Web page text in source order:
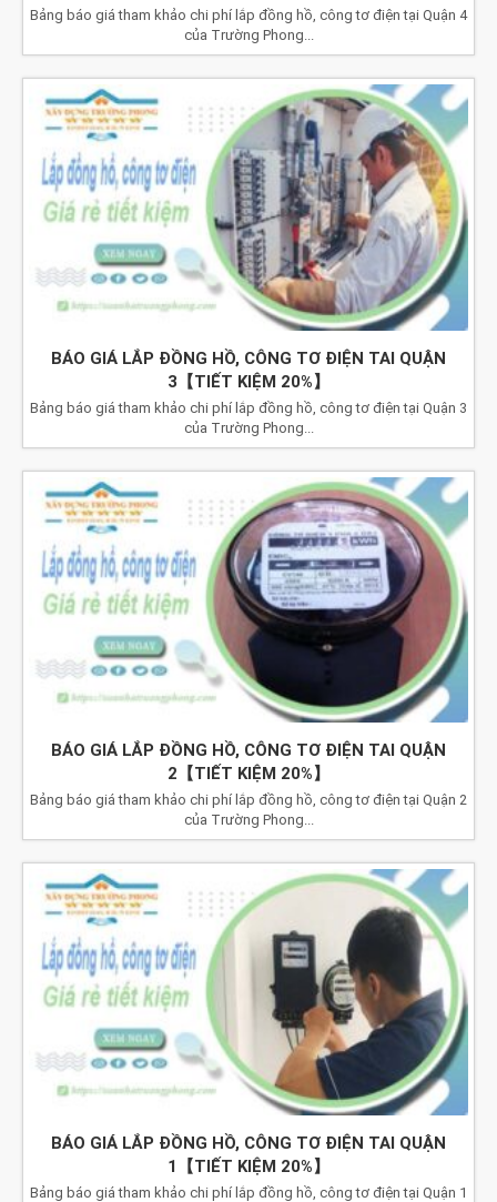
Bảng báo giá tham khảo chi phí lắp đồng hồ, công tơ điện tại Quận 4
của Trường Phong...
BÁO GIÁ LẮP ĐỒNG HỒ, CÔNG TƠ ĐIỆN TAI QUẬN
3【TIẾT KIỆM 20%】
Bảng báo giá tham khảo chi phí lắp đồng hồ, công tơ điện tại Quận 3
của Trường Phong...
BÁO GIÁ LẮP ĐỒNG HỒ, CÔNG TƠ ĐIỆN TAI QUẬN
2【TIẾT KIỆM 20%】
Bảng báo giá tham khảo chi phí lắp đồng hồ, công tơ điện tại Quận 2
của Trường Phong...
BÁO GIÁ LẮP ĐỒNG HỒ, CÔNG TƠ ĐIỆN TAI QUẬN
1【TIẾT KIỆM 20%】
Bảng báo giá tham khảo chi phí lắp đồng hồ, công tơ điện tại Quận 1